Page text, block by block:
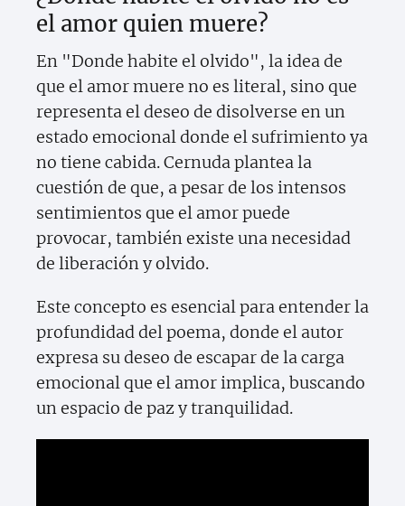
el amor quien muere?
En "Donde habite el olvido", la idea de
que el amor muere no es literal, sino que
representa el deseo de disolverse en un
estado emocional donde el sufrimiento ya
no tiene cabida. Cernuda plantea la
cuestión de que, a pesar de los intensos
sentimientos que el amor puede
provocar, también existe una necesidad
de liberación y olvido.
Este concepto es esencial para entender la
profundidad del poema, donde el autor
expresa su deseo de escapar de la carga
emocional que el amor implica, buscando
un espacio de paz y tranquilidad.